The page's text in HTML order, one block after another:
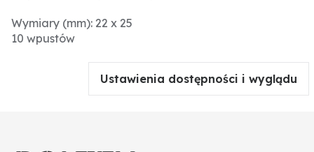
Wymiary (mm): 22 x 25
10 wpustów
Ustawienia dostępności i wyglądu